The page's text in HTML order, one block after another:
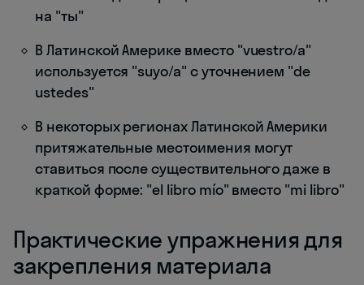
на "ты"
В Латинской Америке вместо "vuestro/a"
используется "suyo/a" с уточнением "de
ustedes"
В некоторых регионах Латинской Америки
притяжательные местоимения могут
ставиться после существительного даже в
краткой форме: "el libro mío" вместо "mi libro"
Практические упражнения для
закрепления материала